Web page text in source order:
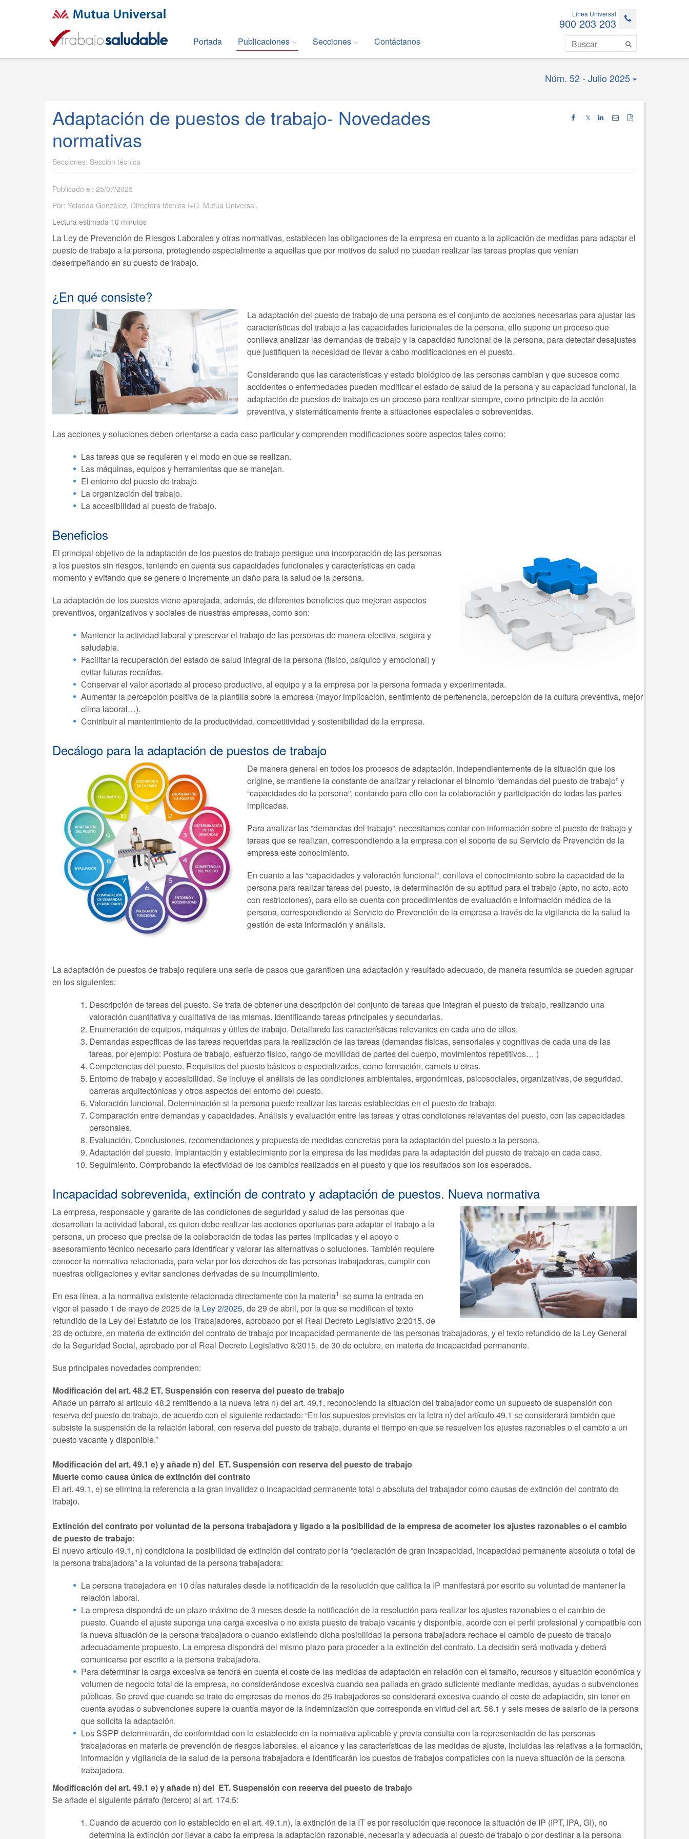
Línea Universal
900 203 203
Portada Publicaciones Secciones Contáctanos
Núm. 52 - Julio 2025
𝕏
Adaptación de puestos de trabajo- Novedades
normativas
Sección técnica
Publicado el: 25/07/2025
Por: Yolanda González. Directora técnica I+D. Mutua Universal.
Lectura estimada 10 minutos
La Ley de Prevención de Riesgos Laborales y otras normativas, establecen las obligaciones de la empresa en cuanto a la aplicación de medidas para adaptar el
puesto de trabajo a la persona, protegiendo especialmente a aquellas que por motivos de salud no puedan realizar las tareas propias que venían
desempeñando en su puesto de trabajo.
¿En qué consiste?
La adaptación del puesto de trabajo de una persona es el conjunto de acciones necesarias para ajustar las
características del trabajo a las capacidades funcionales de la persona, ello supone un proceso que
conlleva analizar las demandas de trabajo y la capacidad funcional de la persona, para detectar desajustes
que justifiquen la necesidad de llevar a cabo modificaciones en el puesto.
Considerando que las características y estado biológico de las personas cambian y que sucesos como
accidentes o enfermedades pueden modificar el estado de salud de la persona y su capacidad funcional, la
adaptación de puestos de trabajo es un proceso para realizar siempre, como principio de la acción
preventiva, y sistemáticamente frente a situaciones especiales o sobrevenidas.
Las acciones y soluciones deben orientarse a cada caso particular y comprenden modificaciones sobre aspectos tales como:
Las tareas que se requieren y el modo en que se realizan.
Las máquinas, equipos y herramientas que se manejan.
El entorno del puesto de trabajo.
La organización del trabajo.
La accesibilidad al puesto de trabajo.
Beneficios
El principal objetivo de la adaptación de los puestos de trabajo persigue una incorporación de las personas
a los puestos sin riesgos, teniendo en cuenta sus capacidades funcionales y características en cada
momento y evitando que se genere o incremente un daño para la salud de la persona.
La adaptación de los puestos viene aparejada, además, de diferentes beneficios que mejoran aspectos
preventivos, organizativos y sociales de nuestras empresas, como son:
Mantener la actividad laboral y preservar el trabajo de las personas de manera efectiva, segura y
saludable.
Facilitar la recuperación del estado de salud integral de la persona (físico, psíquico y emocional) y
evitar futuras recaídas.
Conservar el valor aportado al proceso productivo, al equipo y a la empresa por la persona formada y experimentada.
Aumentar la percepción positiva de la plantilla sobre la empresa (mayor implicación, sentimiento de pertenencia, percepción de la cultura preventiva, mejor
clima laboral…).
Contribuir al mantenimiento de la productividad, competitividad y sostenibilidad de la empresa.
Decálogo para la adaptación de puestos de trabajo
De manera general en todos los procesos de adaptación, independientemente de la situación que los
origine, se mantiene la constante de analizar y relacionar el binomio “demandas del puesto de trabajo” y
“capacidades de la persona”, contando para ello con la colaboración y participación de todas las partes
implicadas.
Para analizar las “demandas del trabajo”, necesitamos contar con información sobre el puesto de trabajo y
tareas que se realizan, correspondiendo a la empresa con el soporte de su Servicio de Prevención de la
empresa este conocimiento.
En cuanto a las “capacidades y valoración funcional”, conlleva el conocimiento sobre la capacidad de la
persona para realizar tareas del puesto, la determinación de su aptitud para el trabajo (apto, no apto, apto
con restricciones), para ello se cuenta con procedimientos de evaluación e información médica de la
persona, correspondiendo al Servicio de Prevención de la empresa a través de la vigilancia de la salud la
gestión de esta información y análisis.
La adaptación de puestos de trabajo requiere una serie de pasos que garanticen una adaptación y resultado adecuado, de manera resumida se pueden agrupar
en los siguientes:
Descripción de tareas del puesto. Se trata de obtener una descripción del conjunto de tareas que integran el puesto de trabajo, realizando una
valoración cuantitativa y cualitativa de las mismas. Identificando tareas principales y secundarias.
Enumeración de equipos, máquinas y útiles de trabajo. Detallando las características relevantes en cada uno de ellos.
Demandas específicas de las tareas requeridas para la realización de las tareas (demandas físicas, sensoriales y cognitivas de cada una de las
tareas, por ejemplo: Postura de trabajo, esfuerzo físico, rango de movilidad de partes del cuerpo, movimientos repetitivos… )
Competencias del puesto. Requisitos del puesto básicos o especializados, como formación, carnets u otras.
Entorno de trabajo y accesibilidad. Se incluye el análisis de las condiciones ambientales, ergonómicas, psicosociales, organizativas, de seguridad,
barreras arquitectónicas y otros aspectos del entorno del puesto.
Valoración funcional. Determinación si la persona puede realizar las tareas establecidas en el puesto de trabajo.
Comparación entre demandas y capacidades. Análisis y evaluación entre las tareas y otras condiciones relevantes del puesto, con las capacidades
personales.
Evaluación. Conclusiones, recomendaciones y propuesta de medidas concretas para la adaptación del puesto a la persona.
Adaptación del puesto. Implantación y establecimiento por la empresa de las medidas para la adaptación del puesto de trabajo en cada caso.
Seguimiento. Comprobando la efectividad de los cambios realizados en el puesto y que los resultados son los esperados.
Incapacidad sobrevenida, extinción de contrato y adaptación de puestos. Nueva normativa
La empresa, responsable y garante de las condiciones de seguridad y salud de las personas que
desarrollan la actividad laboral, es quien debe realizar las acciones oportunas para adaptar el trabajo a la
persona, un proceso que precisa de la colaboración de todas las partes implicadas y el apoyo o
asesoramiento técnico necesario para identificar y valorar las alternativas o soluciones. También requiere
conocer la normativa relacionada, para velar por los derechos de las personas trabajadoras, cumplir con
nuestras obligaciones y evitar sanciones derivadas de su incumplimiento.
En esa línea, a la normativa existente relacionada directamente con la materia1, se suma la entrada en
vigor el pasado 1 de mayo de 2025 de la Ley 2/2025, de 29 de abril, por la que se modifican el texto
refundido de la Ley del Estatuto de los Trabajadores, aprobado por el Real Decreto Legislativo 2/2015, de
23 de octubre, en materia de extinción del contrato de trabajo por incapacidad permanente de las personas trabajadoras, y el texto refundido de la Ley General
de la Seguridad Social, aprobado por el Real Decreto Legislativo 8/2015, de 30 de octubre, en materia de incapacidad permanente.
Sus principales novedades comprenden:
Modificación del art. 48.2 ET. Suspensión con reserva del puesto de trabajo
Añade un párrafo al artículo 48.2 remitiendo a la nueva letra n) del art. 49.1, reconociendo la situación del trabajador como un supuesto de suspensión con
reserva del puesto de trabajo, de acuerdo con el siguiente redactado: “En los supuestos previstos en la letra n) del artículo 49.1 se considerará también que
subsiste la suspensión de la relación laboral, con reserva del puesto de trabajo, durante el tiempo en que se resuelven los ajustes razonables o el cambio a un
puesto vacante y disponible.”
Modificación del art. 49.1 e) y añade n) del ET. Suspensión con reserva del puesto de trabajo
Muerte como causa única de extinción del contrato
El art. 49.1, e) se elimina la referencia a la gran invalidez o incapacidad permanente total o absoluta del trabajador como causas de extinción del contrato de
trabajo.
Extinción del contrato por voluntad de la persona trabajadora y ligado a la posibilidad de la empresa de acometer los ajustes razonables o el cambio
de puesto de trabajo:
El nuevo artículo 49.1, n) condiciona la posibilidad de extinción del contrato por la “declaración de gran incapacidad, incapacidad permanente absoluta o total de
la persona trabajadora” a la voluntad de la persona trabajadora:
La persona trabajadora en 10 días naturales desde la notificación de la resolución que califica la IP manifestará por escrito su voluntad de mantener la
relación laboral.
La empresa dispondrá de un plazo máximo de 3 meses desde la notificación de la resolución para realizar los ajustes razonables o el cambio de
puesto. Cuando el ajuste suponga una carga excesiva o no exista puesto de trabajo vacante y disponible, acorde con el perfil profesional y compatible con
la nueva situación de la persona trabajadora o cuando existiendo dicha posibilidad la persona trabajadora rechace el cambio de puesto de trabajo
adecuadamente propuesto. La empresa dispondrá del mismo plazo para proceder a la extinción del contrato. La decisión será motivada y deberá
comunicarse por escrito a la persona trabajadora.
Para determinar la carga excesiva se tendrá en cuenta el coste de las medidas de adaptación en relación con el tamaño, recursos y situación económica y
volumen de negocio total de la empresa, no considerándose excesiva cuando sea paliada en grado suficiente mediante medidas, ayudas o subvenciones
públicas. Se prevé que cuando se trate de empresas de menos de 25 trabajadores se considerará excesiva cuando el coste de adaptación, sin tener en
cuenta ayudas o subvenciones supere la cuantía mayor de la indemnización que corresponda en virtud del art. 56.1 y seis meses de salario de la persona
que solicita la adaptación.
Los SSPP determinarán, de conformidad con lo establecido en la normativa aplicable y previa consulta con la representación de las personas
trabajadoras en materia de prevención de riesgos laborales, el alcance y las características de las medidas de ajuste, incluidas las relativas a la formación,
información y vigilancia de la salud de la persona trabajadora e identificarán los puestos de trabajos compatibles con la nueva situación de la persona
trabajadora.
Modificación del art. 49.1 e) y añade n) del ET. Suspensión con reserva del puesto de trabajo
Se añade el siguiente párrafo (tercero) al art. 174.5:
Cuando de acuerdo con lo establecido en el art. 49.1.n), la extinción de la IT es por resolución que reconoce la situación de IP (IPT, IPA, GI), no
determina la extinción por llevar a cabo la empresa la adaptación razonable, necesaria y adecuada al puesto de trabajo o por destinar a la persona